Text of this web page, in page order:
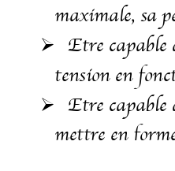
maximale, sa p
 Etre capable
tension en
 Etre capable
mettre en